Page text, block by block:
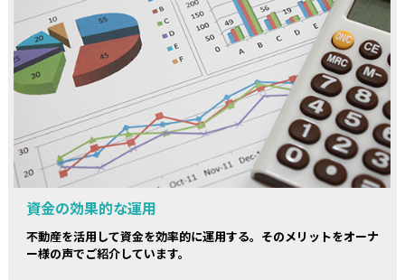
資金の効果的な運用
不動産を活用して資金を効率的に運用する。そのメリットをオーナ
ー様の声でご紹介しています。